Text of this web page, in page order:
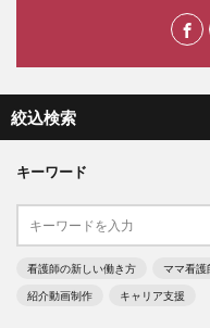
絞込検索
キーワード
看護師の新しい働き方 ママ看護
紹介動画制作 キャリア支援